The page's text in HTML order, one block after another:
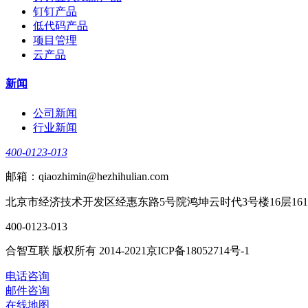
钉钉产品
低代码产品
项目管理
云产品
新闻
公司新闻
行业新闻
400-0123-013
邮箱：qiaozhimin@hezhihulian.com
北京市经济技术开发区经惠东路5号院鸿坤云时代3号楼16层
400-0123-013
合智互联 版权所有 2014-2021京ICP备18052714号-1
电话咨询
邮件咨询
在线地图